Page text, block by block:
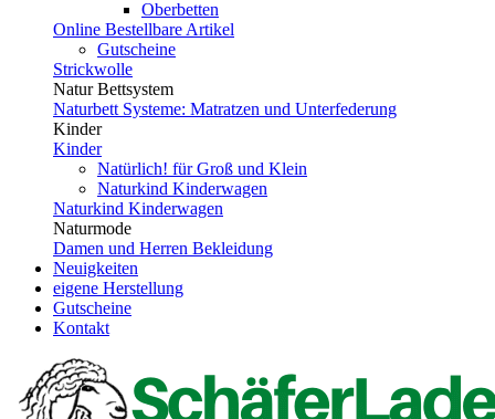
Oberbetten
Online Bestellbare Artikel
Gutscheine
Strickwolle
Natur Bettsystem
Naturbett Systeme: Matratzen und Unterfederung
Kinder
Kinder
Natürlich! für Groß und Klein
Naturkind Kinderwagen
Naturkind Kinderwagen
Naturmode
Damen und Herren Bekleidung
Neuigkeiten
eigene Herstellung
Gutscheine
Kontakt